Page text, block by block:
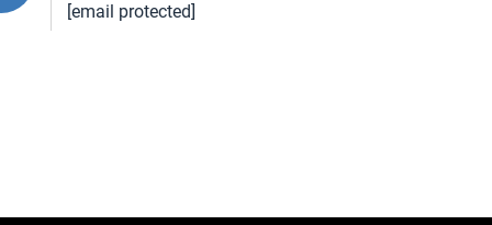
[email protected]